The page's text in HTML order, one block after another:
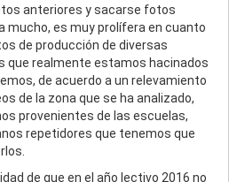
anteriores y sacarse fotos
mucho, es muy prolífera en cuanto
de producción de diversas
que realmente estamos hacinados
de acuerdo a un relevamiento
de la zona que se ha analizado,
provenientes de las escuelas,
repetidores que tenemos que
de que en el año lectivo 2016 no